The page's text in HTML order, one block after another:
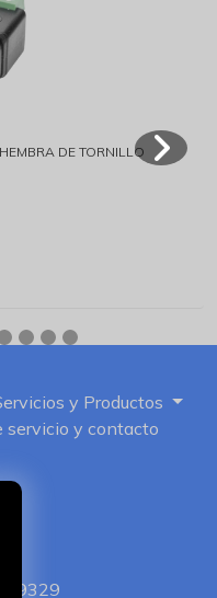
DE TORNILLO
y Productos
servicio y contacto